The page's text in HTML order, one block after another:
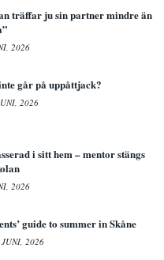
träffar ju sin partner mindre än
2026
går på uppåttjack?
2026
i sitt hem – mentor stängs
2026
guide to summer in Skåne
JUNI, 2026